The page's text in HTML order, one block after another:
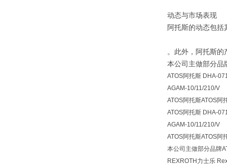
动态与市场表现
阿托斯的动态包
。此外，阿托斯
本公司主做部分品
ATOS阿托斯 DHA-
AGAM-10/11/210/V
ATOS阿托斯ATOS阿
ATOS阿托斯 DHA-
AGAM-10/11/210/V
ATOS阿托斯ATOS阿
本公司主做部分品牌
REXROTH力士乐